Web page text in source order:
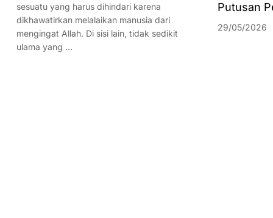
sesuatu yang harus dihindari karena
dikhawatirkan melalaikan manusia dari
mengingat Allah. Di sisi lain, tidak sedikit
ulama yang …
Putusan
29/05/2026